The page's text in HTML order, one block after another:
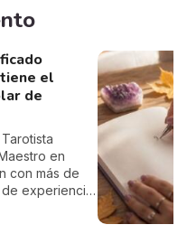
el
de
en
con más de
experiencia,
el eclipse
12 de